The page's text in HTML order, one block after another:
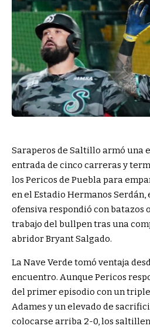
Saraperos de Saltillo armó una
entrada de cinco carreras y
los Pericos de Puebla para
en el Estadio Hermanos Serdán,
ofensiva respondió con batazos
trabajo del bullpen tras una
abridor Bryant Salgado.
La Nave Verde tomó ventaja
encuentro. Aunque Pericos
del primer episodio con un
Adames y un elevado de
colocarse arriba 2-0, los